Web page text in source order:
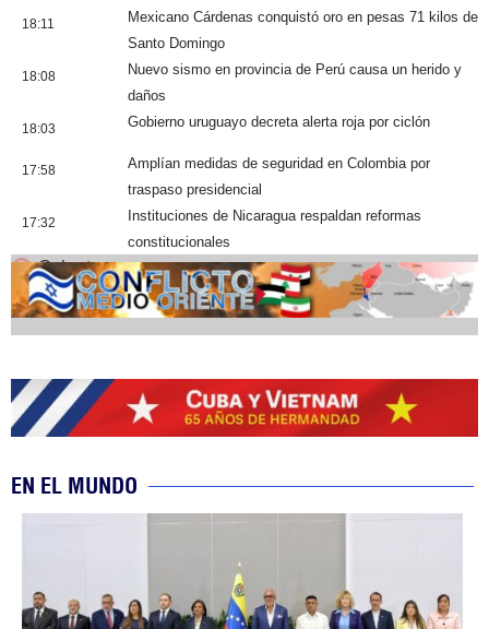
18:11
Mexicano Cárdenas conquistó oro en pesas 71 kilos de
Santo Domingo
18:08
Nuevo sismo en provincia de Perú causa un herido y
daños
18:03 Gobierno uruguayo decreta alerta roja por ciclón
17:58
Amplían medidas de seguridad en Colombia por
traspaso presidencial
17:32
Instituciones de Nicaragua respaldan reformas
constitucionales
Cobertura
EN EL MUNDO